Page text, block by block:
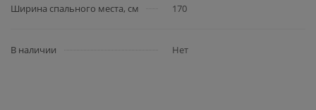
Ширина спального места, см 170
В наличии Нет